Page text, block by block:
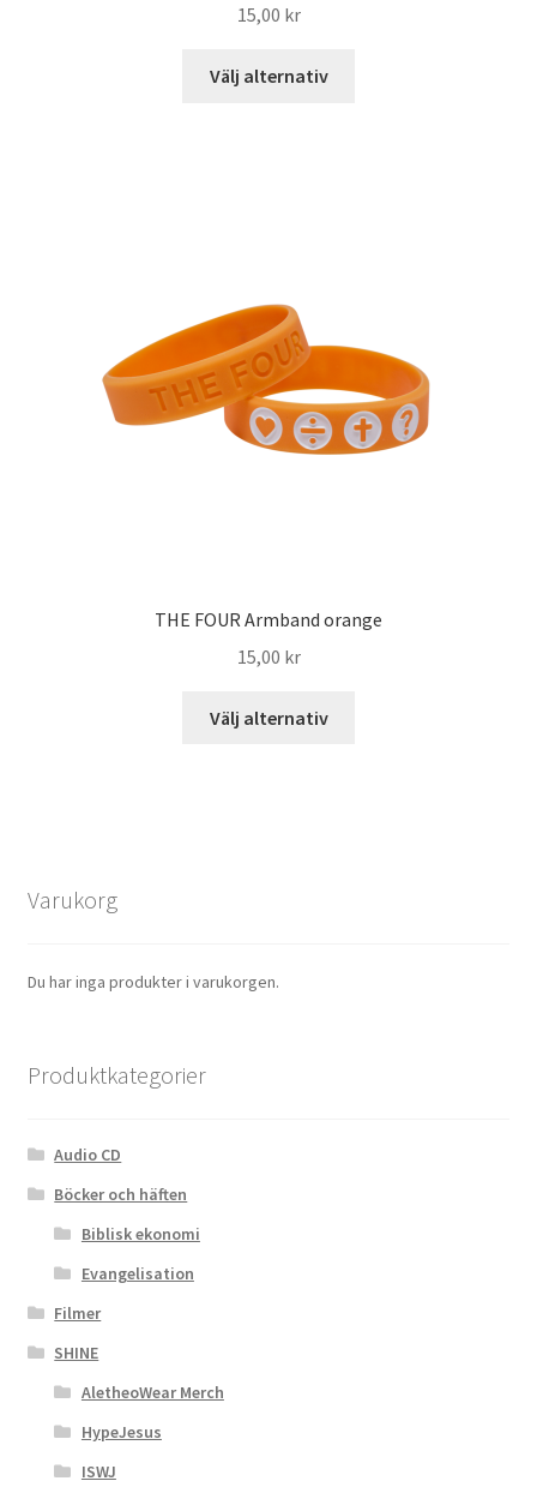
15,00 kr
Välj alternativ
THE FOUR Armband orange
15,00 kr
Välj alternativ
Varukorg
Du har inga produkter i varukorgen.
Produktkategorier
Audio CD
Böcker och häften
Biblisk ekonomi
Evangelisation
Filmer
SHINE
AletheoWear Merch
HypeJesus
ISWJ